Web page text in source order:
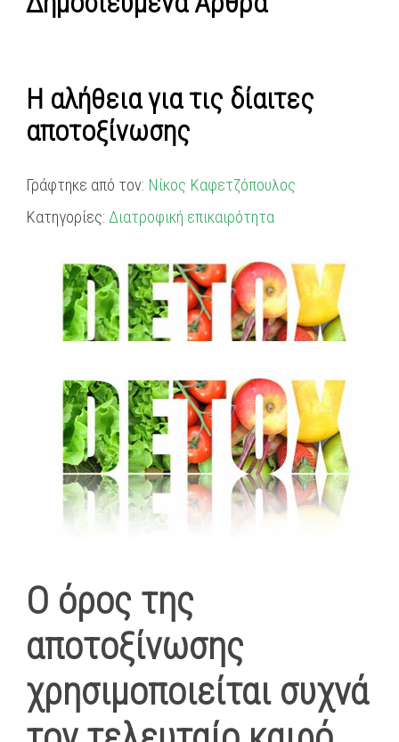
Η αλήθεια για τις δίαιτες
αποτοξίνωσης
Γράφτηκε από τον: Νίκος Καφετζόπουλος
Κατηγορίες: Διατροφική επικαιρότητα
Ο όρος της
αποτοξίνωσης
χρησιμοποιείται συχνά